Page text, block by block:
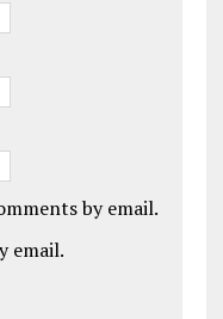
by email.
email.